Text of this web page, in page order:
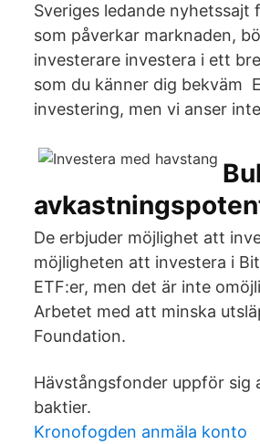
Sveriges ledande
som påverkar marknaden,
investerare investera i ett
som du känner dig bekväm
investering, men vi anser
De erbjuder möjlighet att
möjligheten att investera i
ETF:er, men det är inte
Arbetet med att minska
Foundation.
Hävstångsfonder uppför
baktier.
Kronofogden anmäla konto